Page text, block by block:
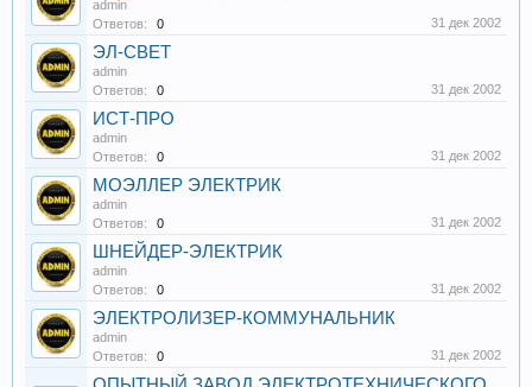
admin
Ответов:
0 31 дек 2002
ЭЛ-СВЕТ
admin
Ответов:
0 31 дек 2002
ИСТ-ПРО
admin
Ответов:
0 31 дек 2002
МОЭЛЛЕР ЭЛЕКТРИК
admin
Ответов:
0 31 дек 2002
ШНЕЙДЕР-ЭЛЕКТРИК
admin
Ответов:
0 31 дек 2002
ЭЛЕКТРОЛИЗЕР-КОММУНАЛЬНИК
admin
Ответов:
0 31 дек 2002